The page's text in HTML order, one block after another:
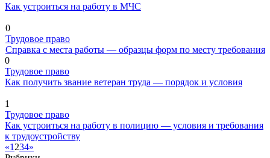
Как устроиться на работу в МЧС
0
Трудовое право
Справка с места работы — образцы форм по месту требования
0
Трудовое право
Как получить звание ветеран труда — порядок и условия
1
Трудовое право
Как устроиться на работу в полицию — условия и требования
к трудоустройству
«1 234»